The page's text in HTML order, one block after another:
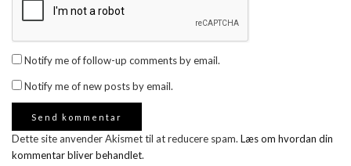
Notify me of follow-up comments by email.
Notify me of new posts by email.
Dette site anvender Akismet til at reducere spam. Læs om hvordan din
kommentar bliver behandlet.